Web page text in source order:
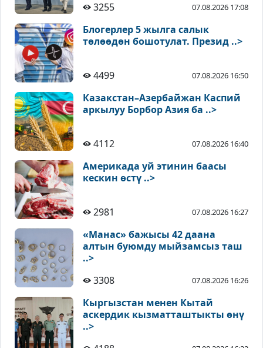
3255 07.08.2026 17:08
Блогерлер 5 жылга салык
төлөөдөн бошотулат. Презид ..>
4499 07.08.2026 16:50
Казакстан–Азербайжан Каспий
аркылуу Борбор Азия ба ..>
4112 07.08.2026 16:40
Америкада уй этинин баасы
кескин өстү ..>
2981 07.08.2026 16:27
«Манас» бажысы 42 даана
алтын буюмду мыйзамсыз таш
..>
3308
07.08.2026 16:26
Кыргызстан менен Кытай
аскердик кызматташтыкты өнү
..>